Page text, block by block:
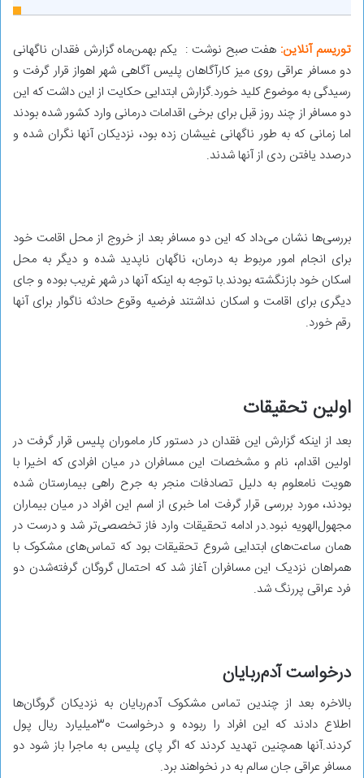
توریسم آنلاین: هفت صبح نوشت : یکم بهمن‌ماه گزارش فقدان ناگهانی
دو مسافر عراقی روی میز کارآگاهان پلیس آگاهی شهر اهواز قرار گرفت و
رسیدگی به موضوع کلید خورد.گزارش ابتدایی حکایت از این داشت که این
دو مسافر از چند روز قبل برای برخی اقدامات درمانی وارد کشور شده بودند
اما زمانی که به طور ناگهانی غیبشان زده بود، نزدیکان آنها نگران شده و
درصدد یافتن ردی از آنها شدند.
بررسی‌ها نشان می‌داد که این دو مسافر بعد از خروج از محل اقامت خود
برای انجام امور مربوط به درمان، ناگهان ناپدید شده و دیگر به محل
اسکان خود بازنگشته بودند.با توجه به اینکه آنها در شهر غریب بوده و جای
دیگری برای اقامت و اسکان نداشتند فرضیه وقوع حادثه ناگوار برای آنها
رقم خورد.
اولین تحقیقات
بعد از اینکه گزارش این فقدان در دستور کار ماموران پلیس قرار گرفت در
اولین اقدام، نام و مشخصات این مسافران در میان افرادی که اخیرا با
هویت نامعلوم به دلیل تصادفات منجر به جرح راهی بیمارستان شده
بودند، مورد بررسی قرار گرفت اما خبری از اسم این افراد در میان بیماران
مجهول‌الهویه نبود.در ادامه تحقیقات وارد فاز تخصصی‌تر شد و درست در
همان ساعت‌های ابتدایی شروع تحقیقات بود که تماس‌های مشکوک با
همراهان نزدیک این مسافران آغاز شد که احتمال گروگان گرفته‌شدن دو
فرد عراقی پررنگ شد.
درخواست آدم‌ربایان
بالاخره بعد از چندین تماس مشکوک آدم‌ربایان به نزدیکان گروگان‌ها
اطلاع دادند که این افراد را ربوده و درخواست 30‌میلیارد ریال پول
کردند.آنها همچنین تهدید کردند که اگر پای پلیس به ماجرا باز شود دو
مسافر عراقی جان سالم به در نخواهند برد.